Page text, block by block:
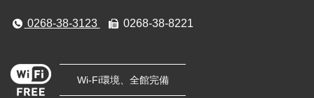
0268-38-3123 0268-38-8221
Wi-Fi環境、全館完備